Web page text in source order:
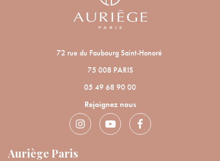
72 rue du Faubourg Saint-Honoré
75 008 PARIS
05 49 68 90 00
Rejoignez nous
Auriège Paris